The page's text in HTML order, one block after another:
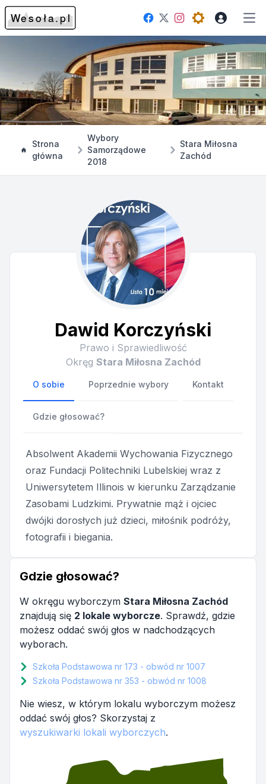
Facebook
TwitterInstagram
Open theme
Strona
główna
Wybory
Samorządowe
2018
Stara Miłosna
Zachód
Dawid Korczyński
Prawo i Sprawiedliwość
Okręg Stara Miłosna Zachód
O sobie Poprzednie wybory Kontakt
Gdzie głosować?
Absolwent Akademii Wychowania Fizycznego
oraz Fundacji Politechniki Lubelskiej wraz z
Uniwersytetem Illinois w kierunku Zarządzanie
Zasobami Ludzkimi. Prywatnie mąż i ojciec
dwójki dorosłych już dzieci, miłośnik podróży,
fotografii i biegania.
Gdzie głosować?
W okręgu wyborczym Stara Miłosna Zachód
znajdują się 2 lokale wyborcze. Sprawdź, gdzie
możesz oddać swój głos w nadchodzących
wyborach.
Szkoła Podstawowa nr 173 - obwód nr 1007
Szkoła Podstawowa nr 353 - obwód nr 1008
Nie wiesz, w którym lokalu wyborczym możesz
oddać swój głos? Skorzystaj z
wyszukiwarki lokali wyborczych.